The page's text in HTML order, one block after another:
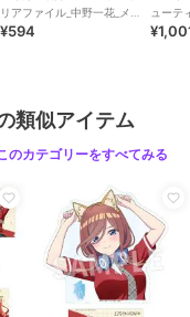
リアファイル_中野一花_メイ
クアップ
¥594
ューテ
リップ
類似アイテム
のカテゴリーをすべてみる